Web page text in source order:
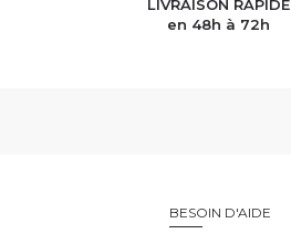
LIVRAISON RAPIDE
en 48h à 72h
BESOIN D'AIDE